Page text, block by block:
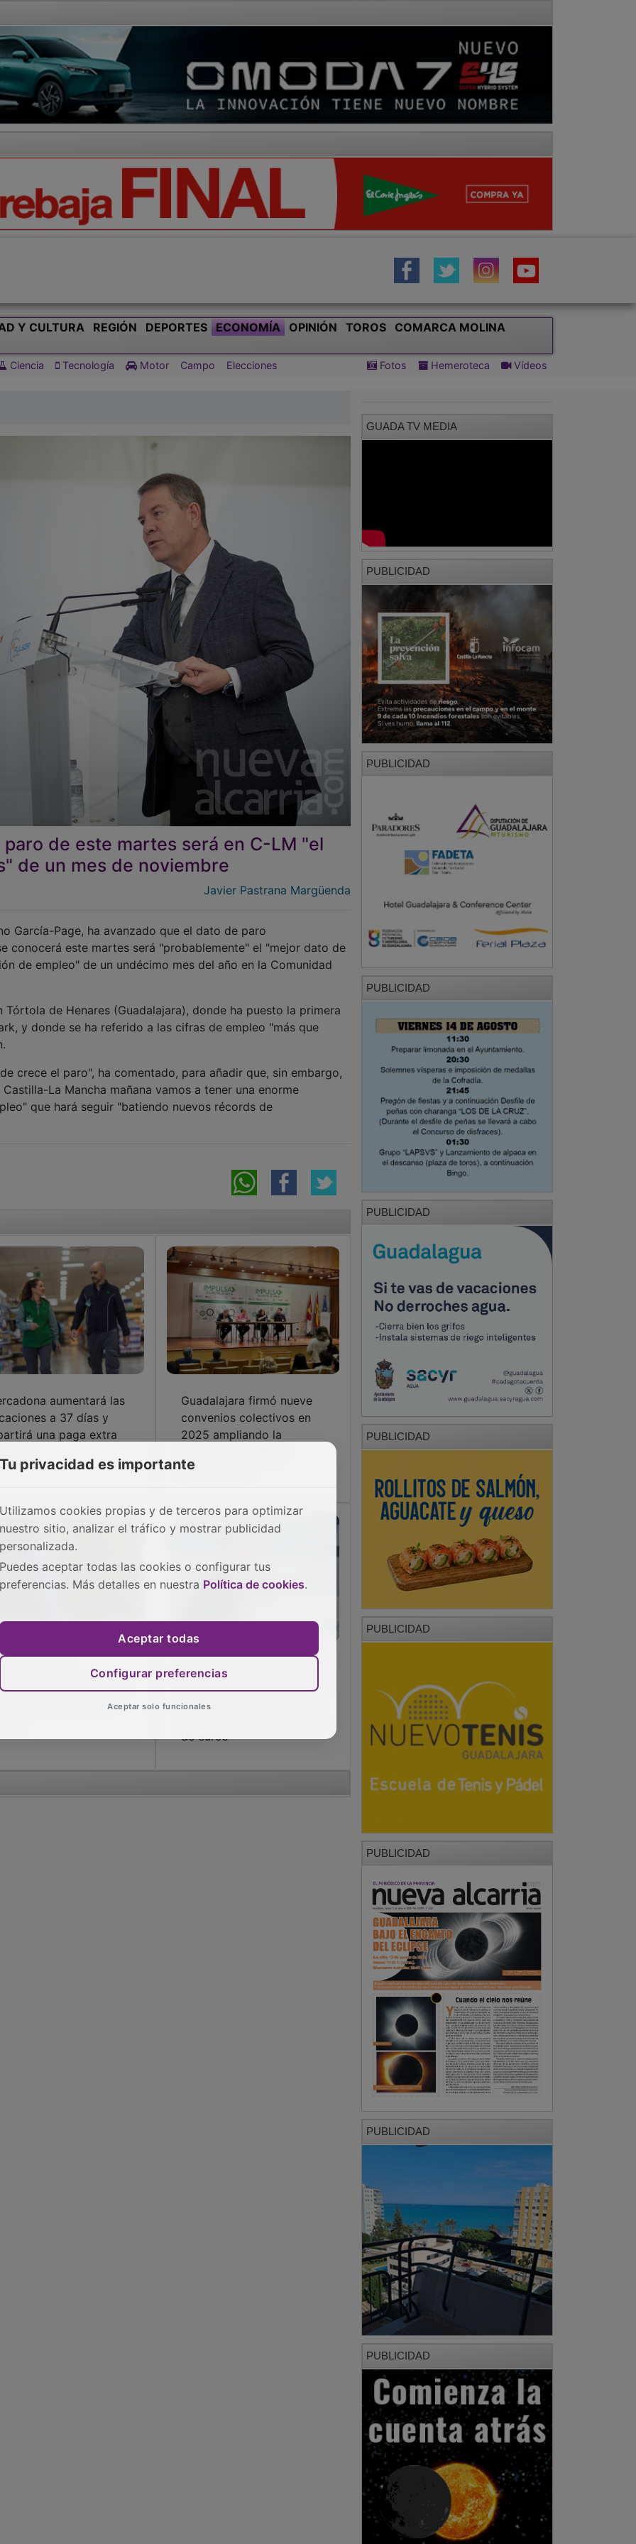
Y CULTURA REGIÓN DEPORTES ECONOMÍA OPINIÓN TOROS COMARCA MOLINA
Ciencia Tecnología Motor Campo Elecciones Fotos Hemeroteca Vídeos
de este martes será en C-LM "el
de un mes de noviembre
Javier Pastrana Margüenda
García-Page, ha avanzado que el dato de paro
conocerá este martes será "probablemente" el "mejor dato de
de empleo" de un undécimo mes del año en la Comunidad
de Henares (Guadalajara), donde ha puesto la primera
y donde se ha referido a las cifras de empleo "más que
crece el paro", ha comentado, para añadir que, sin embargo,
La Mancha mañana vamos a tener una enorme
que hará seguir "batiendo nuevos récords de
aumentará las
a 37 días y
una paga extra
Guadalajara firmó nueve
convenios colectivos en
2025 ampliando la
trabajadores
en noviembre
143 desempleados
El Gobierno de Castilla-La
Mancha pondrá en marcha
el bono de alquiler joven
de euros
GUADA TV MEDIA
PUBLICIDAD
PUBLICIDAD
PUBLICIDAD
PUBLICIDAD
PUBLICIDAD
PUBLICIDAD
PUBLICIDAD
PUBLICIDAD
PUBLICIDAD
Tu privacidad es importante
Utilizamos cookies propias y de terceros para optimizar
nuestro sitio, analizar el tráfico y mostrar publicidad
personalizada.
Puedes aceptar todas las cookies o configurar tus
preferencias. Más detalles en nuestra Política de cookies.
Aceptar todas
Configurar preferencias
Aceptar solo funcionales